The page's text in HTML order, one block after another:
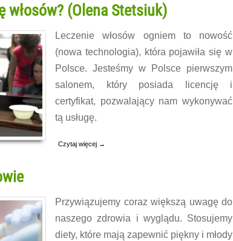
włosów? (Olena Stetsiuk)
Leczenie włosów ogniem to nowość
(nowa technologia), która pojawiła się w
Polsce. Jesteśmy w Polsce pierwszym
salonem, który posiada licencję i
certyfikat, pozwalający nam wykonywać
tą usługę.
Czytaj więcej →
Przywiązujemy coraz większą uwagę do
naszego zdrowia i wyglądu. Stosujemy
diety, które mają zapewnić piękny i młody